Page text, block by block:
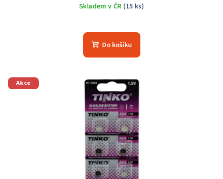
Skladem v ČR(15 ks)
hodnocení
produktu
5
hvězdiček.
Do košíku
Akce